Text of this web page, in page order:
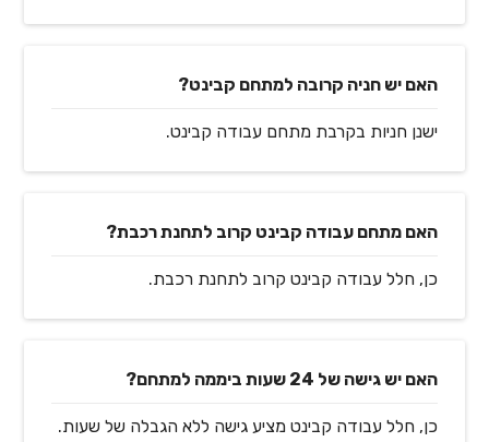
האם יש חניה קרובה למתחם קבינט?
ישנן חניות בקרבת מתחם עבודה קבינט.
האם מתחם עבודה קבינט קרוב לתחנת רכבת?
כן, חלל עבודה קבינט קרוב לתחנת רכבת.
האם יש גישה של 24 שעות ביממה למתחם?
כן, חלל עבודה קבינט מציע גישה ללא הגבלה של שעות.